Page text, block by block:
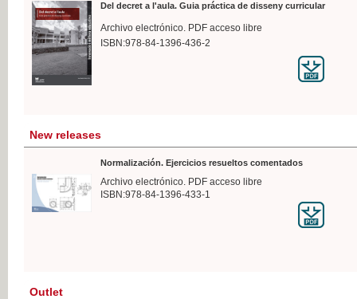
Del decret a l'aula. Guia práctica de disseny curricular
Archivo electrónico. PDF acceso libre
ISBN:978-84-1396-436-2
New releases
Normalización. Ejercicios resueltos comentados
Archivo electrónico. PDF acceso libre
ISBN:978-84-1396-433-1
Outlet